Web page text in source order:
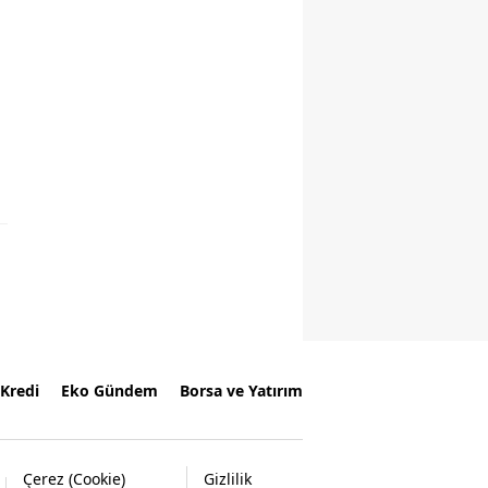
Kredi Eko Gündem Borsa ve Yatırım
Çerez (Cookie) Gizlilik